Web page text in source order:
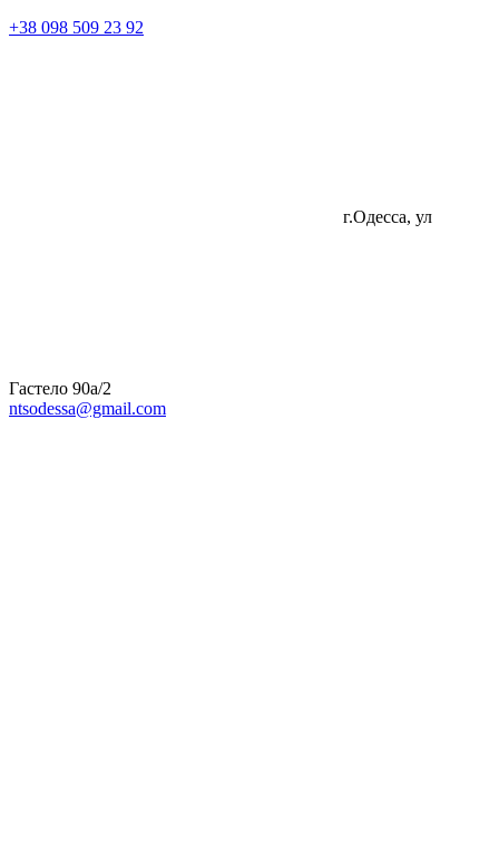
+38 098 509 23 92
г.Одесса, ул
Гастело 90а/2
ntsodessa@gmail.com